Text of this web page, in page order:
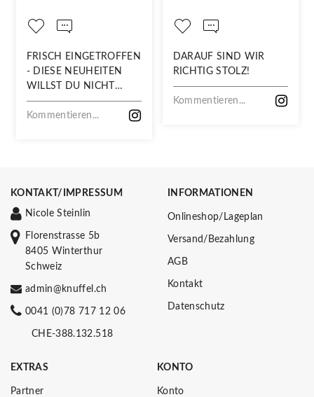
FRISCH EINGETROFFEN
- DIESE NEUHEITEN
WILLST DU NICHT
VERPASSEN!
Kommentieren...
DARAUF SIND WIR
RICHTIG STOLZ!
Kommentieren...
KONTAKT/IMPRESSUM
Nicole Steinlin
Florenstrasse 5b
8405 Winterthur
Schweiz
admin@knuffel.ch
0041 (0)78 717 12 06
CHE-388.132.518
INFORMATIONEN
Onlineshop/Lageplan
Versand/Bezahlung
AGB
Kontakt
Datenschutz
EXTRAS
Partner
KONTO
Konto